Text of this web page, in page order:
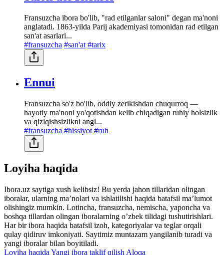
Fransuzcha ibora bo'lib, "rad etilganlar saloni" degan ma'noni
anglatadi. 1863-yilda Parij akademiyasi tomonidan rad etilgan
san'at asarlari...
#fransuzcha #san'at #tarix
Ennui
Fransuzcha so'z bo'lib, oddiy zerikishdan chuqurroq —
hayotiy ma'noni yo'qotishdan kelib chiqadigan ruhiy holsizlik
va qiziqishsizlikni angl...
#fransuzcha #hissiyot #ruh
Loyiha haqida
Ibora.uz saytiga xush kelibsiz! Bu yerda jahon tillaridan olingan
iboralar, ularning maʼnolari va ishlatilishi haqida batafsil maʼlumot
olishingiz mumkin. Lotincha, fransuzcha, nemischa, yaponcha va
boshqa tillardan olingan iboralarning oʼzbek tilidagi tushutirishlari.
Har bir ibora haqida batafsil izoh, kategoriyalar va teglar orqali
qulay qidiruv imkoniyati. Saytimiz muntazam yangilanib turadi va
yangi iboralar bilan boyitiladi.
Loyiha haqida Yangi ibora taklif qilish Aloqa